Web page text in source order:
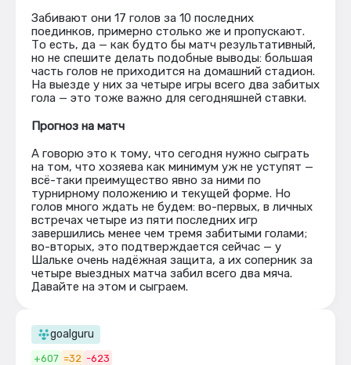
Забивают они 17 голов за 10 последних
поединков, примерно столько же и пропускают.
То есть, да — как будто бы матч результативный,
но не спешите делать подобные выводы: большая
часть голов не приходится на домашний стадион.
На выезде у них за четыре игры всего два забитых
гола — это тоже важно для сегодняшней ставки.
Прогноз на матч
А говорю это к тому, что сегодня нужно сыграть
на том, что хозяева как минимум уж не уступят —
всё-таки преимущество явно за ними по
турнирному положению и текущей форме. Но
голов много ждать не будем: во-первых, в личных
встречах четыре из пяти последних игр
завершились менее чем тремя забитыми голами;
во-вторых, это подтверждается сейчас — у
Шальке очень надёжная защита, а их соперник за
четыре выездных матча забил всего два мяча.
Давайте на этом и сыграем.
goalguru
+607 =32 -623